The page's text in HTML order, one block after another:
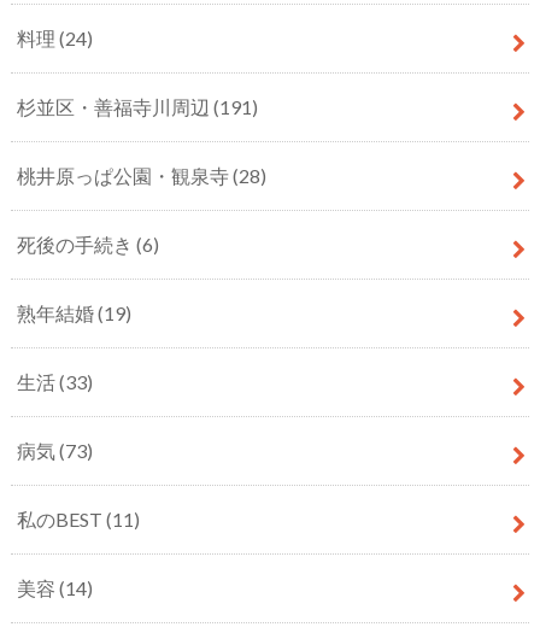
料理 (24)
杉並区・善福寺川周辺 (191)
桃井原っぱ公園・観泉寺(28)
死後の手続き (6)
熟年結婚(19)
生活(33)
病気(73)
私のBEST (11)
美容 (14)